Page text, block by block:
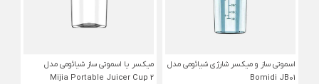
اسموتی ساز و میکسر شارژی شیائومی مدل
Bomidi JB01
میکسر یا اسموتی ساز شیائومی مدل
Mijia Portable Juicer Cup 2